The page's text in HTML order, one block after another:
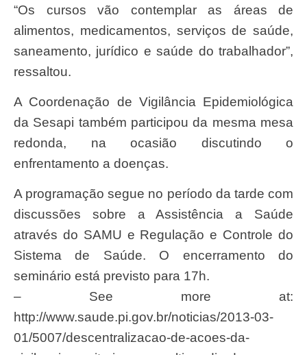
“Os cursos vão contemplar as áreas de
alimentos, medicamentos, serviços de saúde,
saneamento, jurídico e saúde do trabalhador”,
ressaltou.
A Coordenação de Vigilância Epidemiológica
da Sesapi também participou da mesma mesa
redonda, na ocasião discutindo o
enfrentamento a doenças.
A programação segue no período da tarde com
discussões sobre a Assistência a Saúde
através do SAMU e Regulação e Controle do
Sistema de Saúde. O encerramento do
seminário está previsto para 17h.
– See more at:
http://www.saude.pi.gov.br/noticias/2013-03-
01/5007/descentralizacao-de-acoes-da-